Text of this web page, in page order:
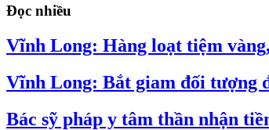
Đọc nhiều
Vĩnh Long: Hàng loạt tiệm
Vĩnh Long: Bắt giam đối tượng
Bác sỹ pháp y tâm thần nhận